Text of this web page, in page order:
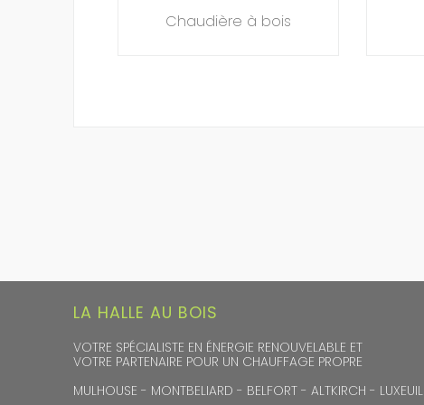
Chaudière à bois
LA HALLE AU BOIS
VOTRE SPÉCIALISTE EN ÉNERGIE RENOUVELABLE ET
VOTRE PARTENAIRE POUR UN CHAUFFAGE PROPRE
MULHOUSE - MONTBELIARD - BELFORT - ALTKIRCH - LUXEUIL